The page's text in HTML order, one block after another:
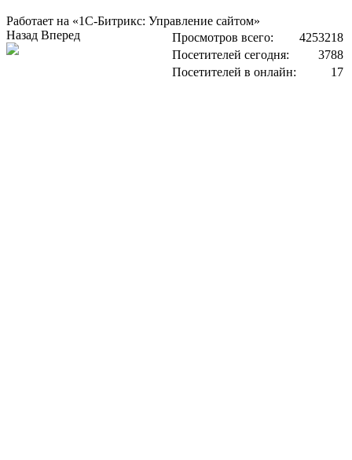
Работает на «1С-Битрикс: Управление сайтом»
Просмотров всего:
4253218
Посетителей сегодня:
3788
Посетителей в онлайн:
17
Назад Вперед